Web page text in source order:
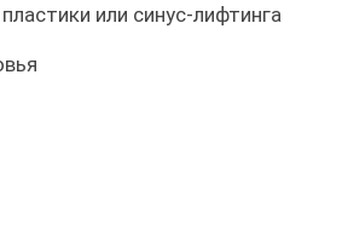
или синус-лифтинга